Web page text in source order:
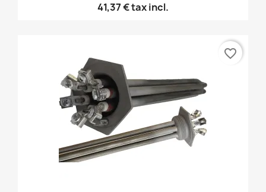
41,37 €tax incl.
favorite_border